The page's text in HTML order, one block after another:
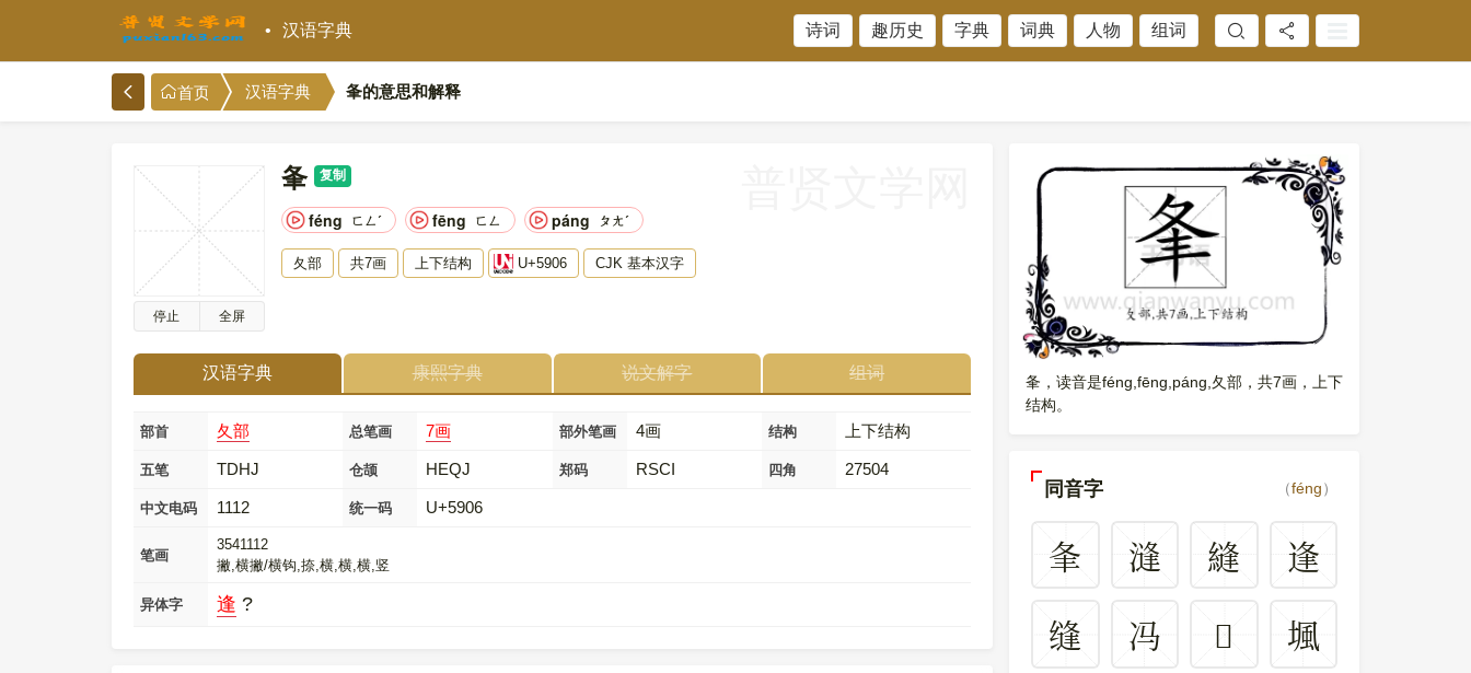
汉语字典 诗词 趣历史 字典 词典 人物 组词
首页 汉语字典 夆的意思和解释
停止 全屏
夆 复制
féng ㄈㄥˊ fēng ㄈㄥ páng ㄆㄤˊ
夂部 共7画 上下结构 U+5906 CJK 基本汉字
汉语字典 康熙字典 说文解字 组词
部首 夂部 总笔画 7画 部外笔画 4画 结构 上下结构
五笔 TDHJ 仓颉 HEQJ 郑码 RSCI 四角 27504
中文电码 1112 统一码 U+5906
笔画
3541112
撇,横撇/横钩,捺,横,横,横,竖
异体字 逢 ?
夆，读音是féng,fēng,páng,夂部，共7画，上下
结构。
同音字 （féng）
夆 漨 縫
逢
缝
冯 𡕖
堸